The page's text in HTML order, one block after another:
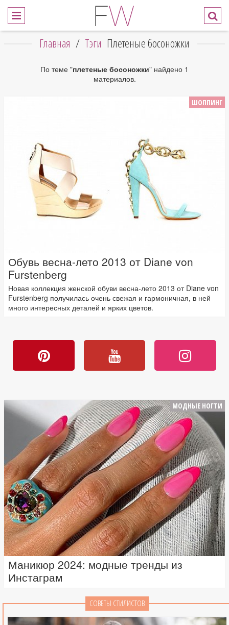
Главная / Тэги Плетеные босоножки
По теме "плетеные босоножки" найдено 1
материалов.
ШОППИНГ
Обувь весна-лето 2013 от Diane von
Furstenberg
Новая коллекция женской обуви весна-лето 2013 от Diane von
Furstenberg получилась очень свежая и гармоничная, в ней
много интересных деталей и ярких цветов.
МОДНЫЕ НОГТИ
Маникюр 2024: модные тренды из
Инстаграм
СОВЕТЫ СТИЛИСТОВ